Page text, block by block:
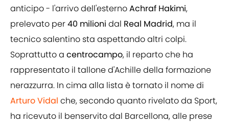
anticipo - l'arrivo dell'esternoAchraf Hakimi,
prelevato per40 milioni dal Real Madrid, ma il
tecnico salentino sta aspettando altri colpi.
Soprattutto a centrocampo, il reparto che ha
rappresentato il tallone d'Achille della formazione
nerazzurra. In cima alla lista è tornato il nome di
Arturo Vidal che, secondo quanto rivelato da Sport,
ha ricevuto il benservito dal Barcellona, alle prese